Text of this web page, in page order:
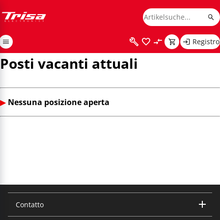
Registro
Posti vacanti attuali
▶ Nessuna posizione aperta
Contatto